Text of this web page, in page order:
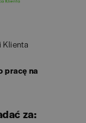
Klienta
pracę na
za: